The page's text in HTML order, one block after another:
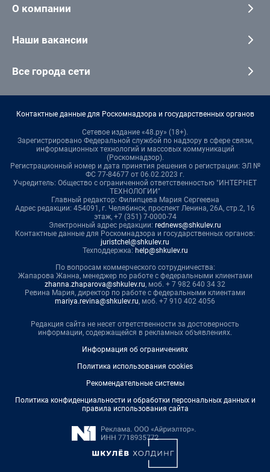
О компании
Наши вакансии
Все города сети
Контактные данные для Роскомнадзора и государственных органов
Сетевое издание «48.ру» (18+).
Зарегистрировано Федеральной службой по надзору в сфере связи,
информационных технологий и массовых коммуникаций
(Роскомнадзор).
Регистрационный номер и дата принятия решения о регистрации: ЭЛ №
ФС 77-84677 от 06.02.2023 г.
Учредитель: Общество с ограниченной ответственностью "ИНТЕРНЕТ
ТЕХНОЛОГИИ"
Главный редактор: Филипцева Мария Сергеевна
Адрес редакции: 454091, г. Челябинск, проспект Ленина, 26А, стр.2, 16
этаж, +7 (351) 7-0000-74
Электронный адрес редакции: rednews@shkulev.ru
Контактные данные для Роскомнадзора и государственных органов:
juristchel@shkulev.ru
Техподдержка: help@shkulev.ru
По вопросам коммерческого сотрудничества:
Жапарова Жанна, менеджер по работе с федеральными клиентами
zhanna.zhaparova@shkulev.ru, моб. + 7 982 640 34 32
Ревина Мария, директор по работе с федеральными клиентами
mariya.revina@shkulev.ru, моб. +7 910 402 4056
Редакция сайта не несет ответственности за достоверность
информации, содержащейся в рекламных объявлениях.
Информация об ограничениях
Политика использования cookies
Рекомендательные системы
Политика конфиденциальности и обработки персональных данных и
правила использования сайта